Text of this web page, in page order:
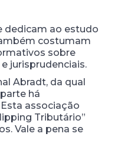
dedicam ao estudo
costumam
sobre
jurisprudenciais.
Abradt, da qual
há
associação
Tributário”
Vale a pena se